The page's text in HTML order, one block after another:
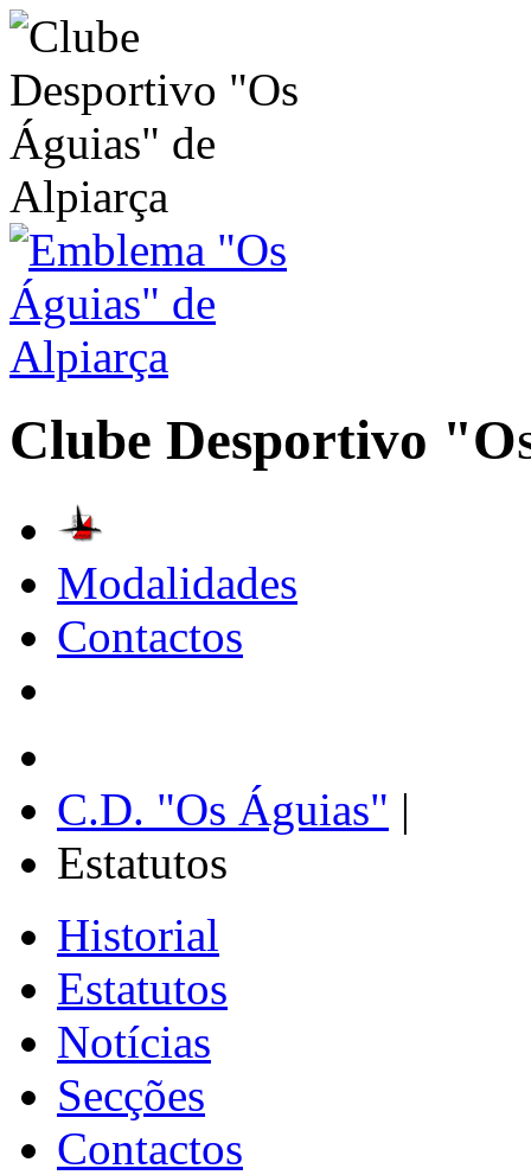
Clube Desportivo
Modalidades
Contactos
C.D. "Os Águias" |
Estatutos
Historial
Estatutos
Notícias
Secções
Contactos